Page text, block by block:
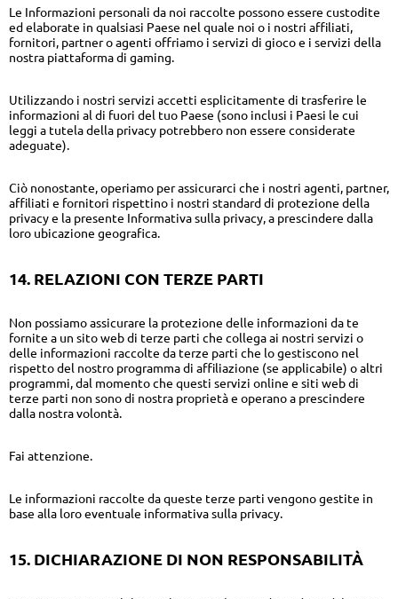
Le Informazioni personali da noi raccolte possono essere custodite
ed elaborate in qualsiasi Paese nel quale noi o i nostri affiliati,
fornitori, partner o agenti offriamo i servizi di gioco e i servizi della
nostra piattaforma di gaming.
Utilizzando i nostri servizi accetti esplicitamente di trasferire le
informazioni al di fuori del tuo Paese (sono inclusi i Paesi le cui
leggi a tutela della privacy potrebbero non essere considerate
adeguate).
Ciò nonostante, operiamo per assicurarci che i nostri agenti, partner,
affiliati e fornitori rispettino i nostri standard di protezione della
privacy e la presente Informativa sulla privacy, a prescindere dalla
loro ubicazione geografica.
14. RELAZIONI CON TERZE PARTI
Non possiamo assicurare la protezione delle informazioni da te
fornite a un sito web di terze parti che collega ai nostri servizi o
delle informazioni raccolte da terze parti che lo gestiscono nel
rispetto del nostro programma di affiliazione (se applicabile) o altri
programmi, dal momento che questi servizi online e siti web di
terze parti non sono di nostra proprietà e operano a prescindere
dalla nostra volontà.
Fai attenzione.
Le informazioni raccolte da queste terze parti vengono gestite in
base alla loro eventuale informativa sulla privacy.
15. DICHIARAZIONE DI NON RESPONSABILITÀ